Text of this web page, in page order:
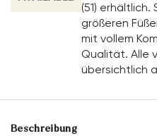
(51)
größeren
mit vollem
Qualität. Alle
übersichtlich
Beschreibung